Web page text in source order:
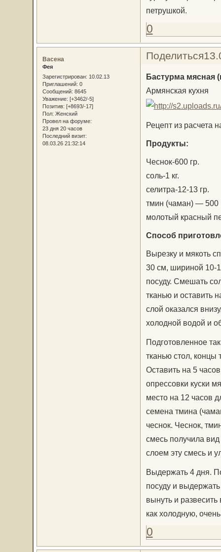
петрушкой.
0
Поделиться
Васена
Фея
Зарегистрирован: 10.02.13
Приглашений: 0
Сообщений: 8645
Уважение: [+3462/-5]
Позитив: [+8693/-17]
Пол: Женский
Провел на форуме:
23 дня 20 часов
Последний визит:
08.03.26 21:32:14
Бастурма мясная
Армянская кухня
Рецепт из расчета
Продукты:
Чеснок-600 гр.
соль-1 кг.
селитра-12-13 гр.
тмин (чаман) — 500
молотый красный
Способ
Вырезку и мякоть
30 см, шириной 10-
посуду. Смешать
тканью и оставить
слой оказался
холодной водой и
Подготовленное
тканью стол, концы
Оставить на 5
опрессовки куски
место на 12 часов
семена тмина
чеснок. Чеснок,
смесь получила
слоем эту смесь и
Выдержать 4 дня.
посуду и
вынуть и
как холодную,
0